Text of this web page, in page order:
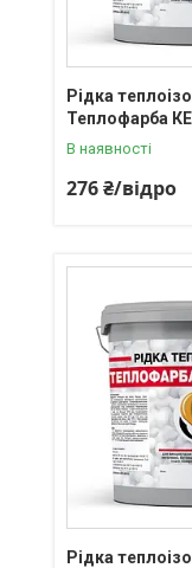
Рідка
Теплофарба
В наявності
276 ₴/відро
Рідка